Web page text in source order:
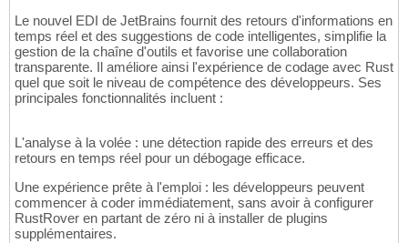
Le nouvel EDI de JetBrains fournit des retours d'informations en
temps réel et des suggestions de code intelligentes, simplifie la
gestion de la chaîne d'outils et favorise une collaboration
transparente. Il améliore ainsi l'expérience de codage avec Rust
quel que soit le niveau de compétence des développeurs. Ses
principales fonctionnalités incluent :
L'analyse à la volée : une détection rapide des erreurs et des
retours en temps réel pour un débogage efficace.
Une expérience prête à l'emploi : les développeurs peuvent
commencer à coder immédiatement, sans avoir à configurer
RustRover en partant de zéro ni à installer de plugins
supplémentaires.